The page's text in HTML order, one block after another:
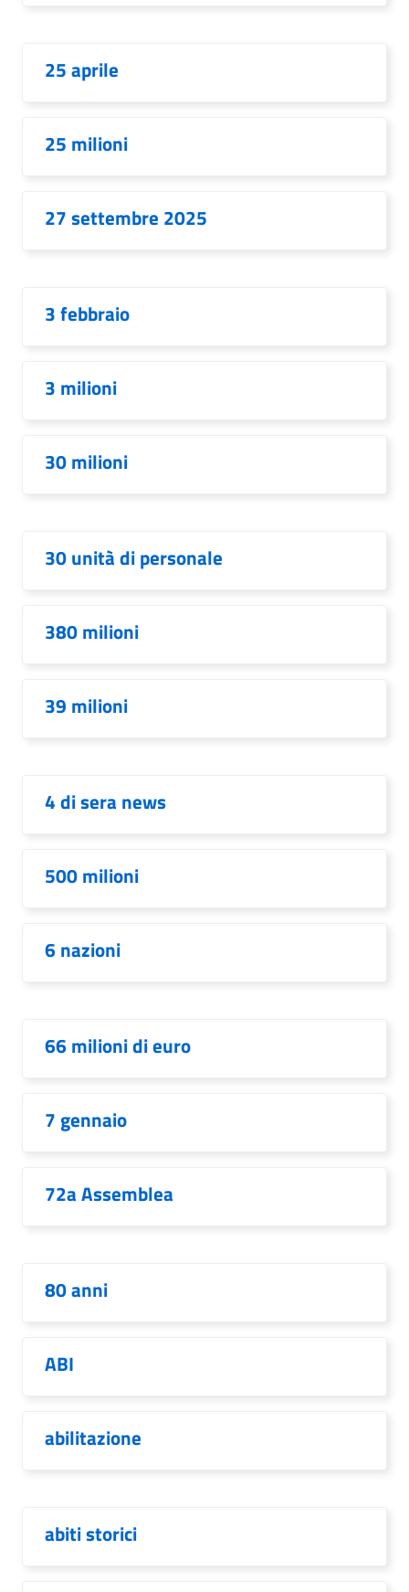
25 aprile
25 milioni
27 settembre 2025
3 febbraio
3 milioni
30 milioni
30 unità di personale
380 milioni
39 milioni
4 di sera news
500 milioni
6 nazioni
66 milioni di euro
7 gennaio
72a Assemblea
80 anni
ABI
abilitazione
abiti storici